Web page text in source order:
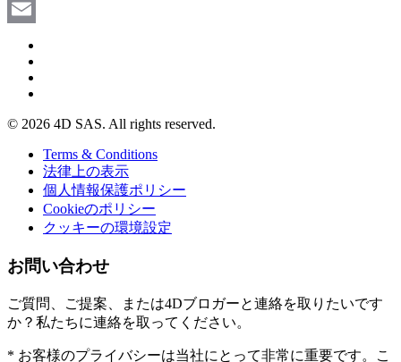
LinkedIn
© 2026 4D SAS. All rights reserved.
Terms & Conditions
法律上の表示
個人情報保護ポリシー
Cookieのポリシー
クッキーの環境設定
お問い合わせ
ご質問、ご提案、または4Dブロガーと連絡を取りたいです
か？私たちに連絡を取ってください。
* お客様のプライバシーは当社にとって非常に重要です。こ